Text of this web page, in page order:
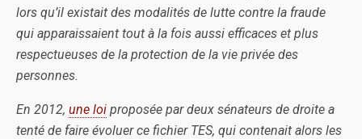
lors qu’il existait des modalités de lutte contre la fraude
qui apparaissaient tout à la fois aussi efficaces et plus
respectueuses de la protection de la vie privée des
personnes.
En 2012, une loi proposée par deux sénateurs de droite a
tenté de faire évoluer ce fichier TES, qui contenait alors les